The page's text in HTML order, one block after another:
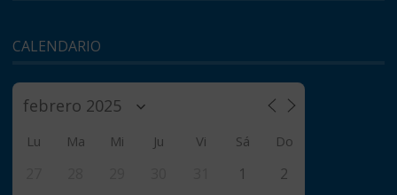
CALENDARIO
Lu Ma Mi Ju Vi Sá Do
1 2